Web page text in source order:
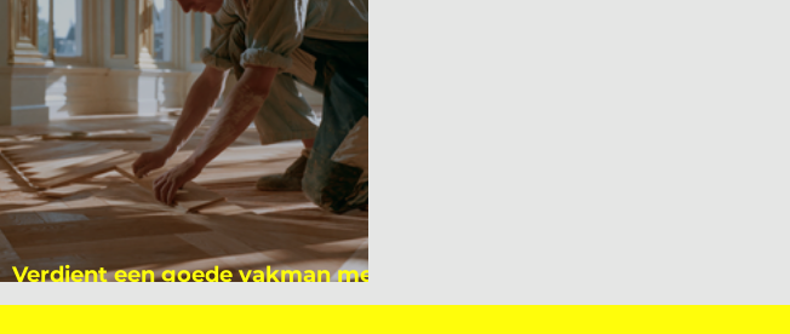
Verdient een goede vakman meer
dan een gemiddelde academicus?